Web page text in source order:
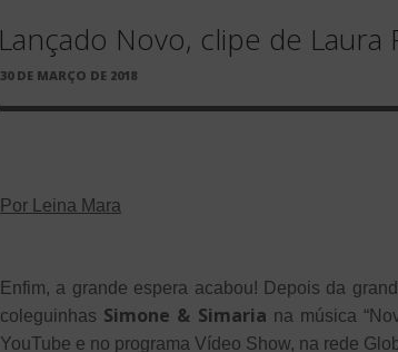
Lançado Novo, clipe de Laura
PUBLICADO
30 DE MARÇO DE 2018
Por Leina Mara
Enfim, a grande espera acabou! Depois da
coleguinhas Simone & Simaria na música
YouTube e no programa Vídeo Show, na rede